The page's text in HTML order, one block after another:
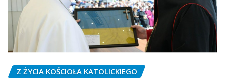
Z ŻYCIA KOŚCIOŁA KATOLICKIEGO